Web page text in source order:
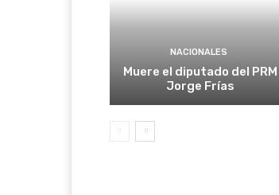
NACIONALES
Muere el diputado del PRM
Jorge Frías